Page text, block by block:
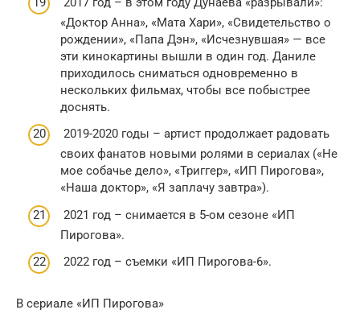
«Доктор Анна», «Мата Хари», «Свидетельство о
рождении», «Папа Дэн», «Исчезнувшая» — все
эти кинокартины вышли в один год. Даниле
приходилось сниматься одновременно в
нескольких фильмах, чтобы все побыстрее
доснять.
2019-2020 годы – артист продолжает радовать
своих фанатов новыми ролями в сериалах («Не
мое собачье дело», «Триггер», «ИП Пирогова»,
«Наша доктор», «Я заплачу завтра»).
2021 год – снимается в 5-ом сезоне «ИП
Пирогова».
2022 год – съемки «ИП Пирогова-6».
В сериале «ИП Пирогова»